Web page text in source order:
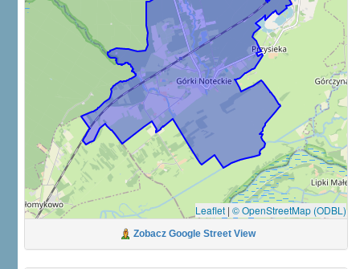
Leaflet | © OpenStreetMap (ODBL)
Zobacz Google Street View